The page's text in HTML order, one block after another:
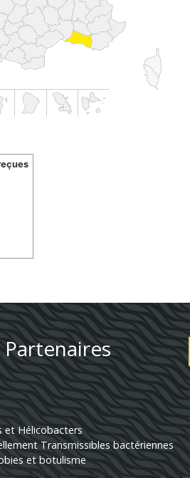
Partenaires
et Hélicobacters
Transmissibles bactériennes
et botulisme